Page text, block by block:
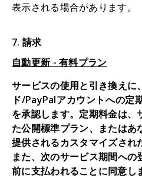
表示される場合があります。
7. 請求
自動更新 - 有料プラン
サービスの使用と引き換えに
ド/PayPalアカウントへの定
を承認します。定期料金は、
た公開標準プラン、またはあ
提供されるカスタマイズされ
また、次のサービス期間へ
前に支払われることに同意し